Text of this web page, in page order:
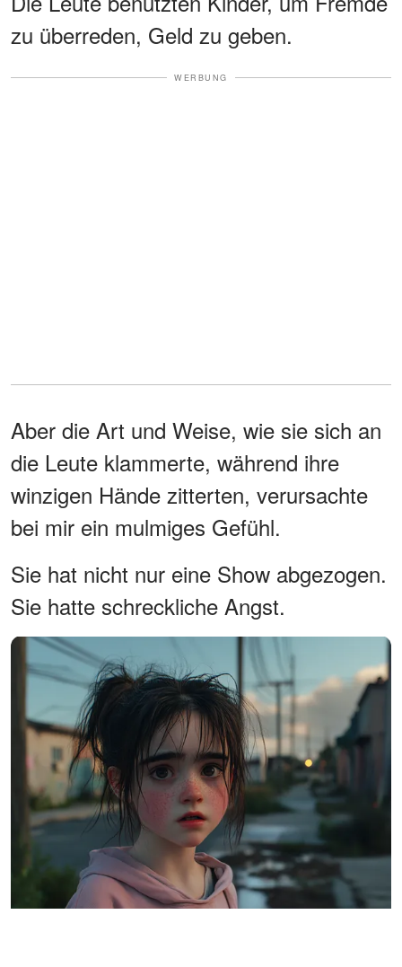
zu überreden, Geld zu geben.
WERBUNG
Aber die Art und Weise, wie sie sich an
die Leute klammerte, während ihre
winzigen Hände zitterten, verursachte
bei mir ein mulmiges Gefühl.
Sie hat nicht nur eine Show abgezogen.
Sie hatte schreckliche Angst.